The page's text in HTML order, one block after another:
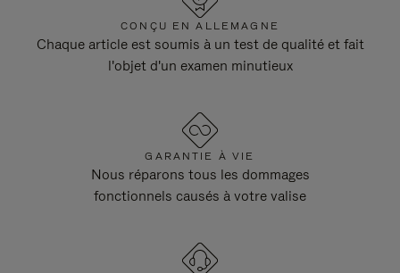
CONÇU EN ALLEMAGNE
Chaque article est soumis à un test de qualité et fait
l'objet d'un examen minutieux
GARANTIE À VIE
Nous réparons tous les dommages
fonctionnels causés à votre valise